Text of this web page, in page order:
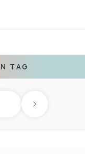
TAG
Next day